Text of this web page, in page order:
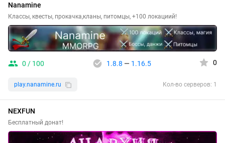
Nanamine
Классы, квесты, прокачка,кланы, питомцы, +100 локациий!
0 / 100 1.8.8 — 1.16.5 0
play.nanamine.ru Кол-во серверов: 1
NEXFUN
Бесплатный донат!